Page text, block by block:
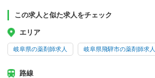
この求人と似た求人をチェック
エリア
岐阜県の薬剤師求人 岐阜県飛騨市の薬剤師求人
路線